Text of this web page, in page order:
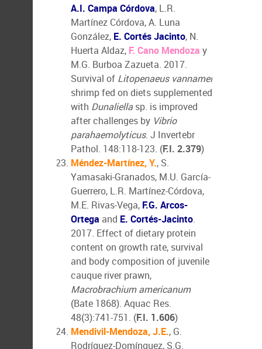
A.I. Campa Córdova, L.R.
Martínez Córdova, A. Luna
González, E. Cortés Jacinto, N.
Huerta Aldaz, F. Cano Mendoza y
M.G. Burboa Zazueta. 2017.
Survival of Litopenaeus vannamei
shrimp fed on diets supplemented
with Dunaliellasp. is improved
after challenges by Vibrio
parahaemolyticus. J Invertebr
Pathol. 148:118-123. (F.I. 2.379)
Méndez-Martínez, Y., S.
Yamasaki-Granados, M.U. García-
Guerrero, L.R. Martínez-Córdova,
M.E. Rivas-Vega, F.G. Arcos-
Ortega and E. Cortés-Jacinto.
2017. Effect of dietary protein
content on growth rate, survival
and body composition of juvenile
cauque river prawn,
Macrobrachium americanum
(Bate 1868). Aquac Res.
48(3):741-751. (F.I. 1.606)
Mendivil-Mendoza, J.E., G.
Rodríguez-Domínguez, S.G.